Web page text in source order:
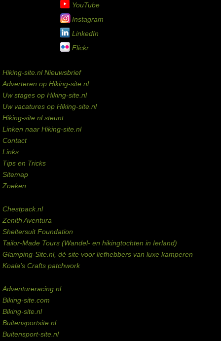
YouTube
Instagram
LinkedIn
Flickr
Hiking-site.nl Nieuwsbrief
Adverteren op Hiking-site.nl
Uw stages op Hiking-site.nl
Uw vacatures op Hiking-site.nl
Hiking-site.nl steunt
Linken naar Hiking-site.nl
Contact
Links
Tips en Tricks
Sitemap
Zoeken
Chestpack.nl
Zenith Aventura
Sheltersuit Foundation
Tailor-Made Tours (Wandel- en hikingtochten in Ierland)
Glamping-Site.nl, dé site voor liefhebbers van luxe kamperen
Koala's Crafts patchwork
Adventureracing.nl
Biking-site.com
Biking-site.nl
Buitensportsite.nl
Buitensport-site.nl